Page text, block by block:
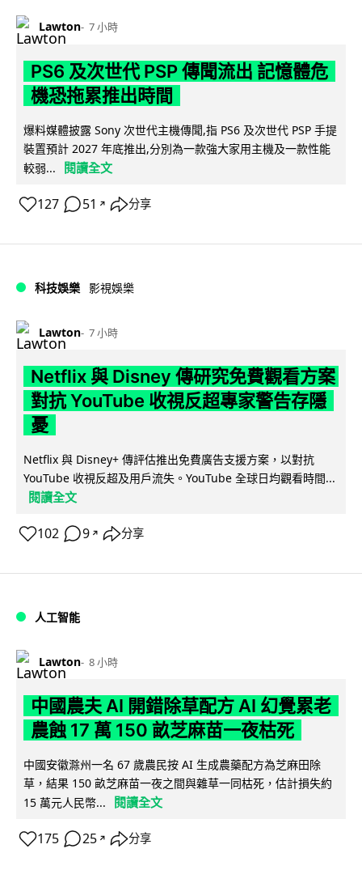
Lawton 7 小時
PS6 及次世代 PSP 傳聞流出 記憶體危
機恐拖累推出時間
爆料媒體披露 Sony 次世代主機傳聞,指 PS6 及次世代 PSP 手提
裝置預計 2027 年底推出,分別為一款強大家用主機及一款性能
較弱...
閱讀全文
127 51 ↗ 分享
科技娛樂 影視娛樂
Lawton 7 小時
Netflix 與 Disney 傳研究免費觀看方案
對抗 YouTube 收視反超專家警告存隱
憂
Netflix 與 Disney+ 傳評估推出免費廣告支援方案，以對抗
YouTube 收視反超及用戶流失。YouTube 全球日均觀看時間...
閱讀全文
102 9 ↗ 分享
人工智能
Lawton 8 小時
中國農夫 AI 開錯除草配方 AI 幻覺累老
農蝕 17 萬 150 畝芝麻苗一夜枯死
中國安徽滁州一名 67 歲農民按 AI 生成農藥配方為芝麻田除
草，結果 150 畝芝麻苗一夜之間與雜草一同枯死，估計損失約
15 萬元人民幣...
閱讀全文
175 25 ↗ 分享